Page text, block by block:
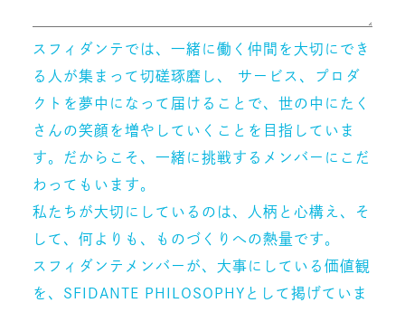
スフィダンテでは、一緒に働く仲間を大切にでき
る人が集まって切磋琢磨し、 サービス、プロダ
クトを夢中になって届けることで、世の中にたく
さんの笑顔を増やしていくことを目指していま
す。だからこそ、一緒に挑戦するメンバーにこだ
わってもいます。
私たちが大切にしているのは、人柄と心構え、そ
して、何よりも、ものづくりへの熱量です。
スフィダンテメンバーが、大事にしている価値観
を、SFIDANTE PHILOSOPHYとして掲げていま